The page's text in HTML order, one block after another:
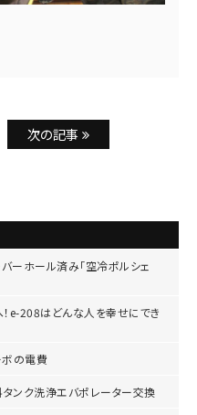
次の記事
ーホール済み「空冷ポルシェ
e-208はどんな人を幸せにでき
ボの電費
タンク洗浄エバポレーター交換